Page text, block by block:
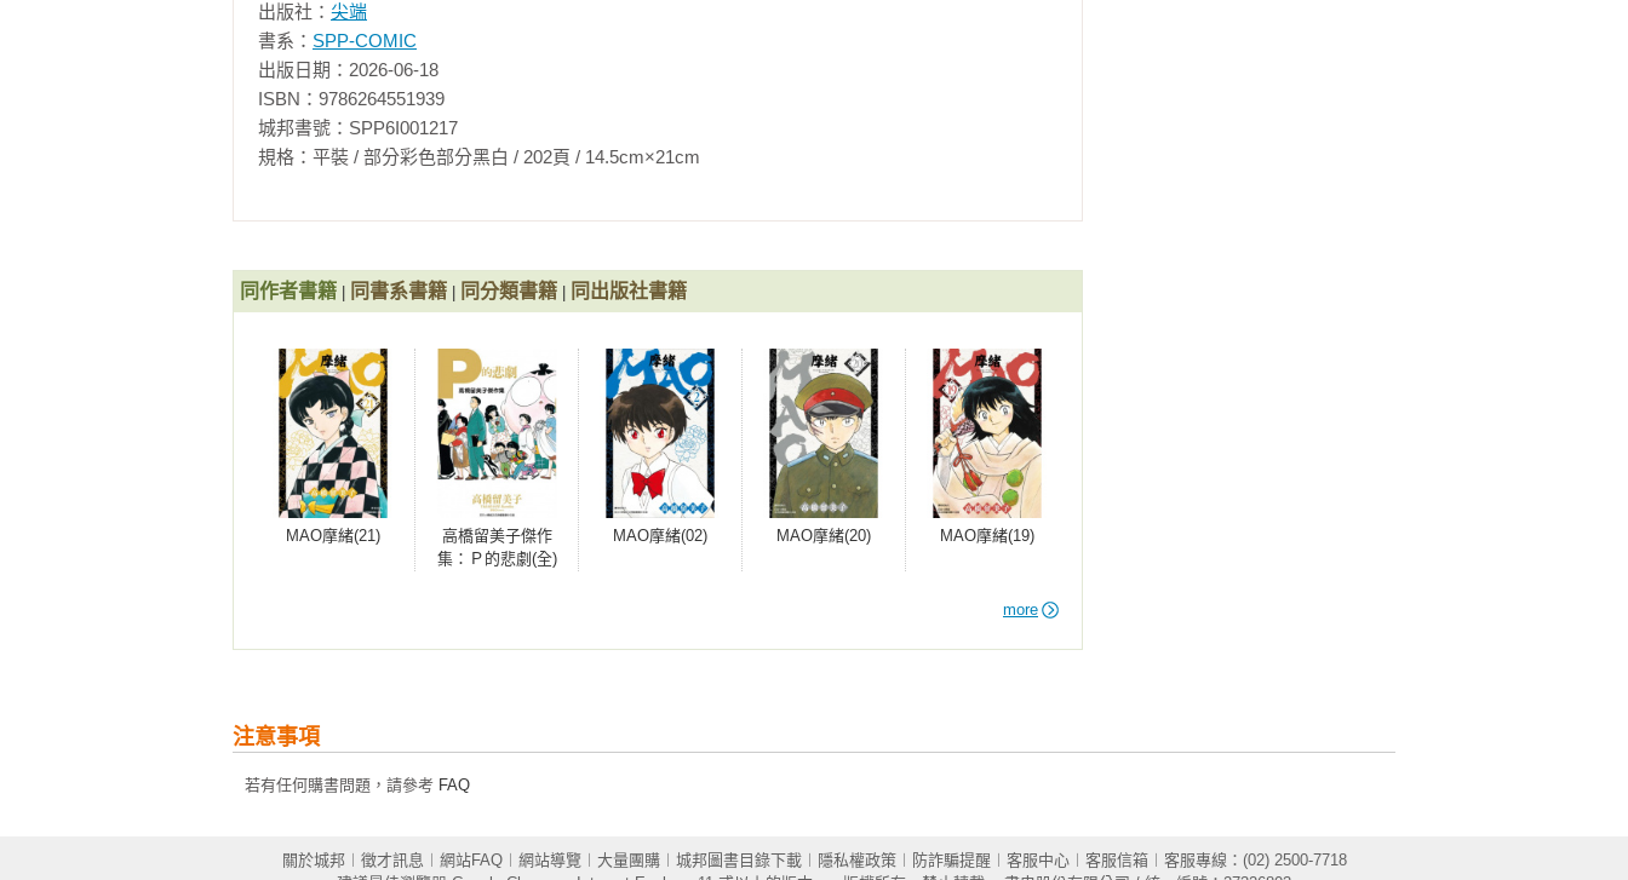
出版社： 尖端
書系： SPP-COMIC
出版日期：2026-06-18
ISBN：9786264551939
城邦書號：SPP6I001217
規格：平裝 / 部分彩色部分黑白 / 202頁 / 14.5cm×21cm
同作者書籍 同書系書籍 同分類書籍 同出版社書籍
MAO摩緒(21)
高橋留美子傑作
集：Ｐ的悲劇(全)
MAO摩緒(02) MAO摩緒(20) MAO摩緒(19)
more
注意事項
若有任何購書問題，請參考 FAQ
關於城邦︱ 徵才訊息 網站FAQ︱ 網站導覽︱ 大量團購︱ 城邦圖書目錄下載︱ 隱私權政策︱ 防詐騙提醒 客服中心︱ 客服信箱︱客服專線：(02) 2500-7718